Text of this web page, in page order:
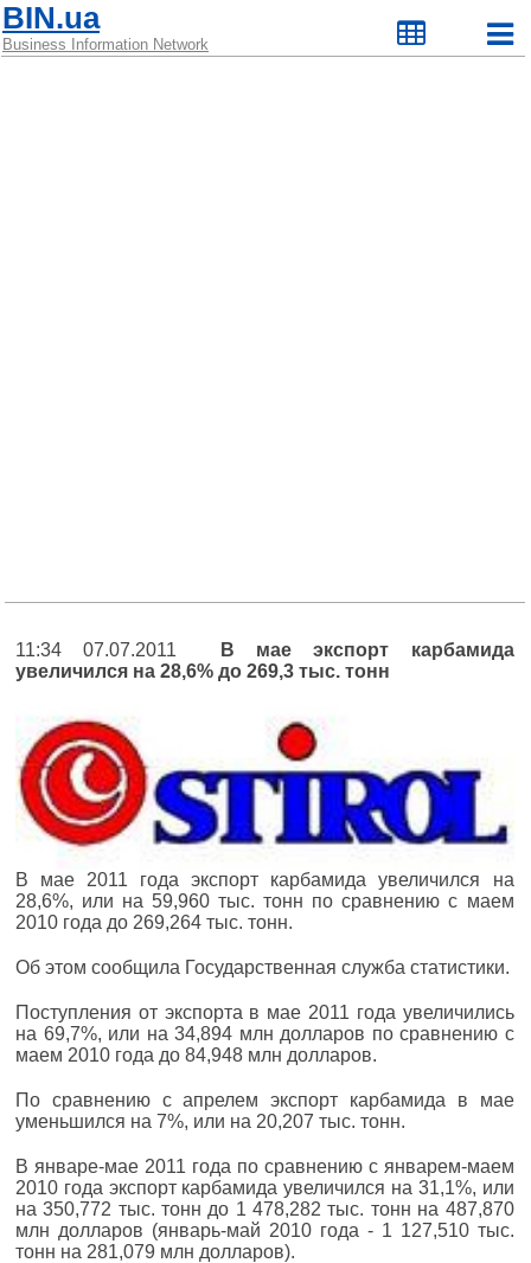
BIN.ua
Business Information Network
11:34 07.07.2011
В мае экспорт карбамида
увеличился на 28,6% до 269,3 тыс. тонн
В мае 2011 года экспорт карбамида увеличился на
28,6%, или на 59,960 тыс. тонн по сравнению с маем
2010 года до 269,264 тыс. тонн.
Об этом сообщила Государственная служба статистики.
Поступления от экспорта в мае 2011 года увеличились
на 69,7%, или на 34,894 млн долларов по сравнению с
маем 2010 года до 84,948 млн долларов.
По сравнению с апрелем экспорт карбамида в мае
уменьшился на 7%, или на 20,207 тыс. тонн.
В январе-мае 2011 года по сравнению с январем-маем
2010 года экспорт карбамида увеличился на 31,1%, или
на 350,772 тыс. тонн до 1 478,282 тыс. тонн на 487,870
млн долларов (январь-май 2010 года - 1 127,510 тыс.
тонн на 281,079 млн долларов).